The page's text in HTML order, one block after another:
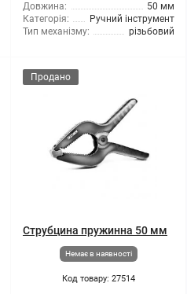
Довжина:
50 мм
Категорія:
Ручний інструмент
Тип механізму:
різьбовий
Продано
Струбцина пружинна 50 мм
Немає в наявності
Код товару: 27514